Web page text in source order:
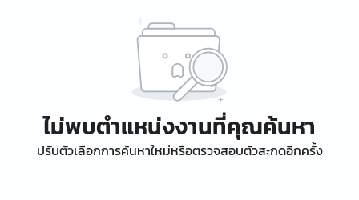
ไม่พบตำแหน่งงานที่คุณค้นหา
ปรับตัวเลือกการค้นหาใหม่หรือตรวจสอบตัวสะกดอีกครั้ง